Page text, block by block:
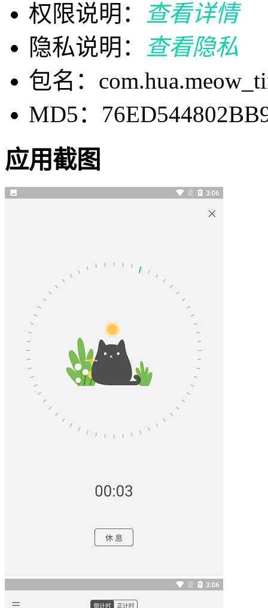
权限说明：
查看详情
隐私说明：
查看隐私
包名：
MD5：
应用截图